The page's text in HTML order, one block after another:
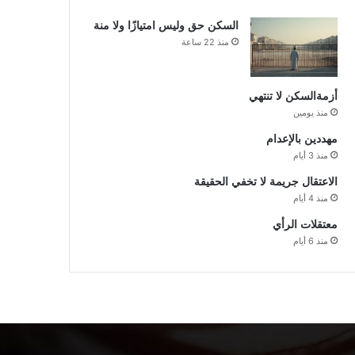
السكن حق وليس امتيازًا ولا منة
منذ 22 ساعة
أزمةالسكن لا تنتهي
منذ يومين
مهددين بالإعدام
منذ 3 أيام
الاعتقال جريمة لا تخفي الحقيقة
منذ 4 أيام
معتقلات الرأي
منذ 6 أيام